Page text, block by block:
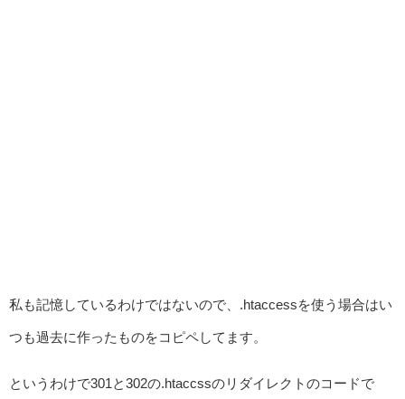
私も記憶しているわけではないので、.htaccessを使う場合はい
つも過去に作ったものをコピペしてます。
というわけで301と302の.htaccssのリダイレクトのコードで